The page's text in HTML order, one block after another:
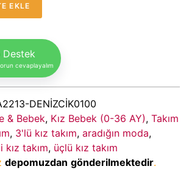
EKLE
Destek
cevaplayalım
DENİZCİK0100
& Bebek, Kız Bebek (0-36 AY), Takım
, 3'lü kız takım, aradığın moda,
kız takım, üçlü kız takım
depomuzdan gönderilmektedir.